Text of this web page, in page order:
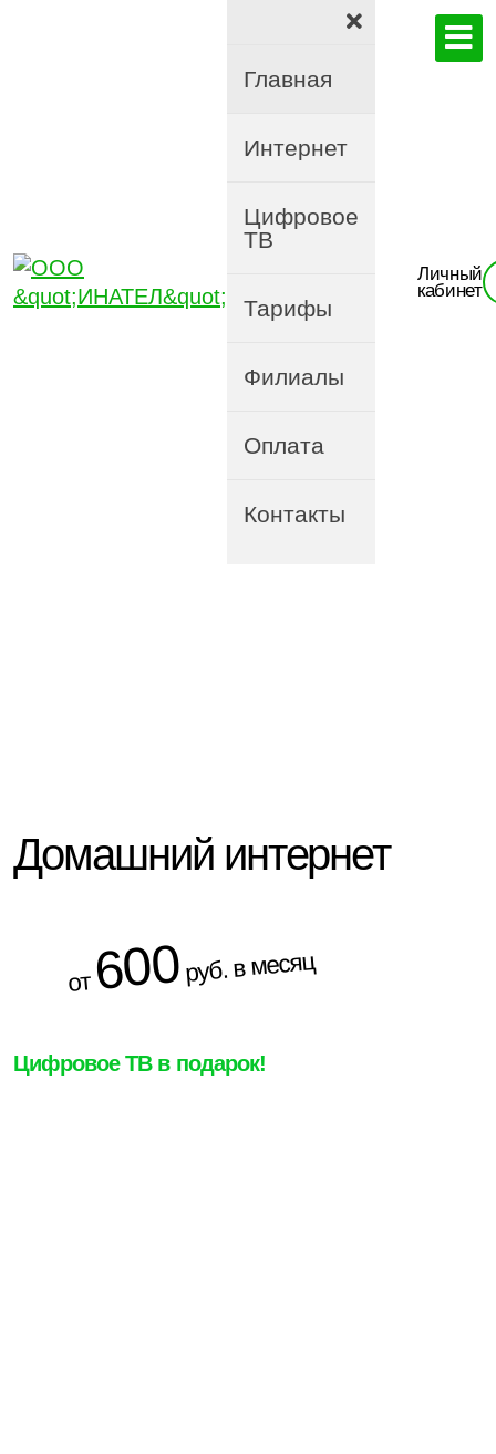
Главная
Интернет
Цифровое
ТВ
Тарифы
Филиалы
Оплата
Контакты
Личный
кабинет
Домашний интернет
от 600руб. в месяц
Цифровое ТВ в подарок!